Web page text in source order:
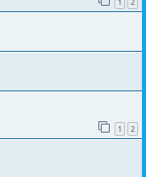
1 2